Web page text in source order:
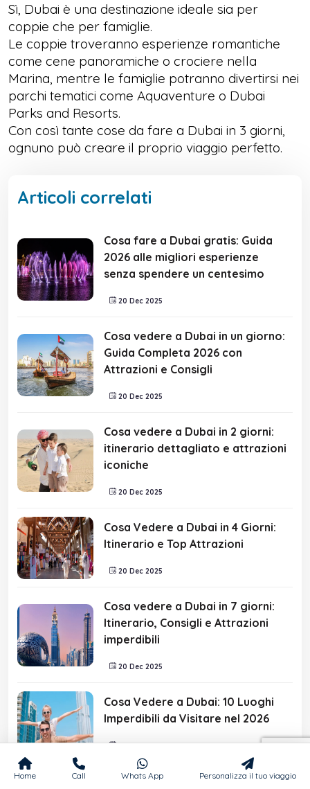
Sì, Dubai è una destinazione ideale sia per
coppie che per famiglie.
Le coppie troveranno esperienze romantiche
come cene panoramiche o crociere nella
Marina, mentre le famiglie potranno divertirsi nei
parchi tematici come Aquaventure o Dubai
Parks and Resorts.
Con così tante cose da fare a Dubai in 3 giorni,
ognuno può creare il proprio viaggio perfetto.
Articoli correlati
Cosa fare a Dubai gratis: Guida
2026 alle migliori esperienze
senza spendere un centesimo
20 Dec 2025
Cosa vedere a Dubai in un giorno:
Guida Completa 2026 con
Attrazioni e Consigli
20 Dec 2025
Cosa vedere a Dubai in 2 giorni:
itinerario dettagliato e attrazioni
iconiche
20 Dec 2025
Cosa Vedere a Dubai in 4 Giorni:
Itinerario e Top Attrazioni
20 Dec 2025
Cosa vedere a Dubai in 7 giorni:
Itinerario, Consigli e Attrazioni
imperdibili
20 Dec 2025
Cosa Vedere a Dubai: 10 Luoghi
Imperdibili da Visitare nel 2026
12 Nov 2025
Home Call Whats App Personalizza il tuo viaggio